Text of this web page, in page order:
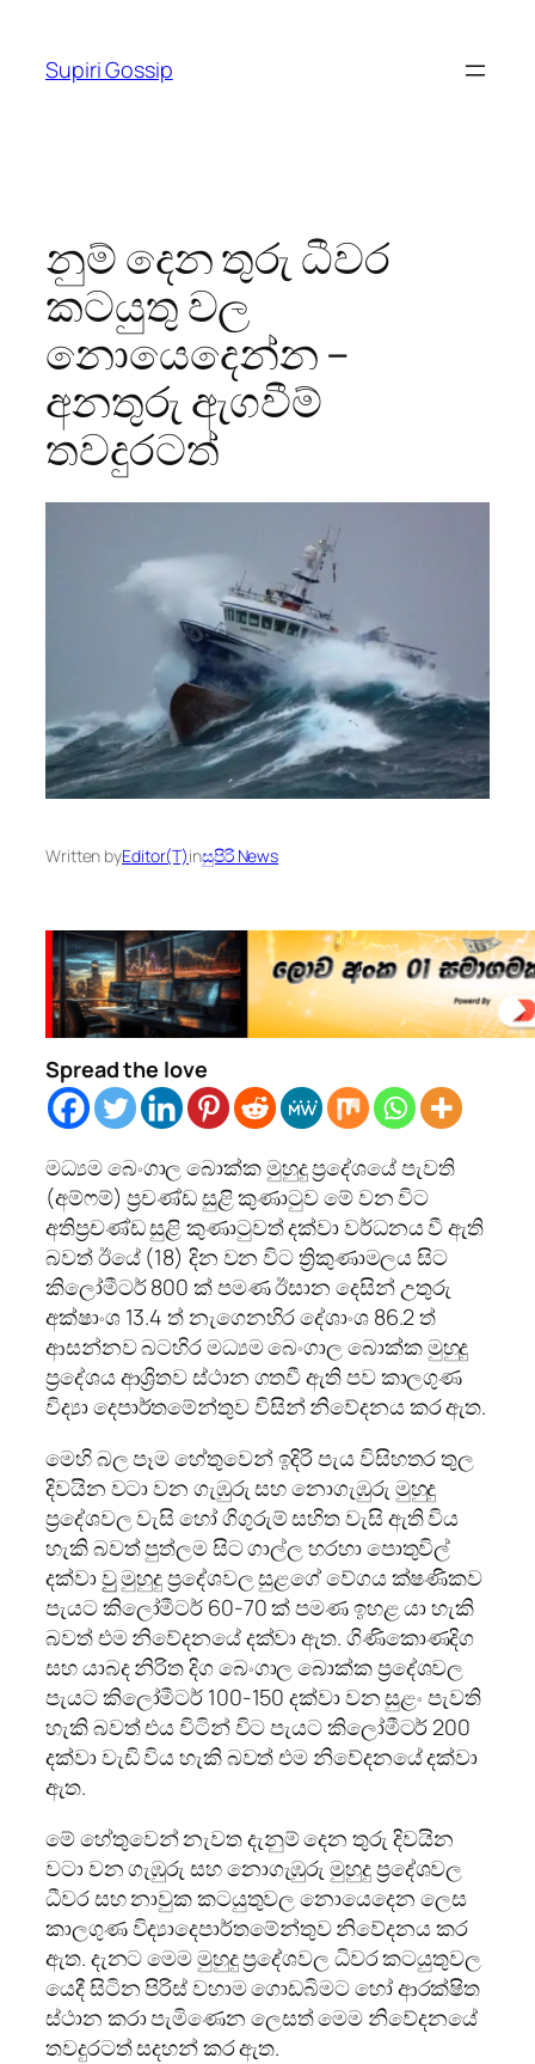
content
Supiri Gossip
නුම් දෙන තුරු ධීවර
කටයුතු වල
නොයෙදෙන්න –
අනතුරු ඇගවීම්
තවදුරටත්
Written byEditor(T)inසුපිරි News
Spread the love
මධ්‍යම බෙංගාල බොක්ක මුහුදු ප්‍රදේශයේ පැවති
(අම්ෆම්) ප්‍රචණ්ඩ සුළි කුණාටුව මේ වන විට
අතිප්‍රචණ්ඩ සුළි කුණාටුවත් දක්වා වර්ධනය වී ඇති
බවත් ඊයේ (18) දින වන විට ත්‍රිකුණාමලය සිට
කිලෝමීටර් 800 ක් පමණ ඊසාන දෙසින් උතුරු
අක්ෂාංශ 13.4 ත් නැගෙනහිර දේශාංශ 86.2 ත්
ආසන්නව බටහිර මධ්‍යම බෙංගාල බොක්ක මුහුදු
ප්‍රදේශය ආශ්‍රිතව ස්ථාන ගතවී ඇති පව කාලගුණ
විද්‍යා දෙපාර්තමේන්තුව විසින් නිවේදනය කර ඇත.
මෙහි බල පෑම හේතුවෙන් ඉදිරි පැය විසිහතර තුල
දිවයින වටා වන ගැඹුරු සහ නොගැඹුරු මුහුදු
ප්‍රදේශවල වැසි හෝ ගිගුරුම් සහිත වැසි ඇති විය
හැකි බවත් පුත්ලම සිට ගාල්ල හරහා පොතුවිල්
දක්වා වුු මුහුදු ප්‍රදේශවල සුළගේ වේගය ක්ෂණිකව
පැයට කිලෝමීටර් 60-70 ක් පමණ ඉහළ යා හැකි
බවත් එම නිවේදනයේ දක්වා ඇත. ගිණිකොණදිග
සහ යාබද නිරිත දිග බෙංගාල බොක්ක ප්‍රදේශවල
පැයට කිලෝමීටර් 100-150 දක්වා වන සුළං පැවති
හැකි බවත් එය විටින් විට පැයට කිලෝමීටර් 200
දක්වා වැඩි විය හැකි බවත් එම නිවේදනයේ දක්වා
ඇත.
මේ හේතුවෙන් නැවත දැනුම් දෙන තුරු දිවයින
වටා වන ගැඹුරු සහ නොගැඹුරු මුහුදු ප්‍රදේශවල
ධීවර සහ නාවුක කටයුතුවල නොයෙදෙන ලෙස
කාලගුණ විද්‍යාදෙපාර්තමේන්තුව නිවේදනය කර
ඇත. දැනට මෙම මුහුදු ප්‍රදේශවල ධිවර කටයුතුවල
යෙදී සිටින පිරිස් වහාම ගොඩබිමට හෝ ආරක්ෂිත
ස්ථාන කරා පැමිණෙන ලෙසත් මෙම නිවේදනයේ
තවදුරටත් සදහන් කර ඇත.